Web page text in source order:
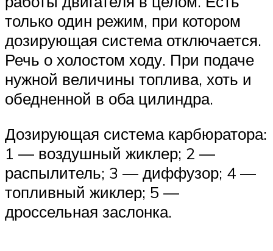
только один режим, при котором
дозирующая система отключается.
Речь о холостом ходу. При подаче
нужной величины топлива, хоть и
обедненной в оба цилиндра.
Дозирующая система карбюратора:
1 — воздушный жиклер; 2 —
распылитель; 3 — диффузор; 4 —
топливный жиклер; 5 —
дроссельная заслонка.